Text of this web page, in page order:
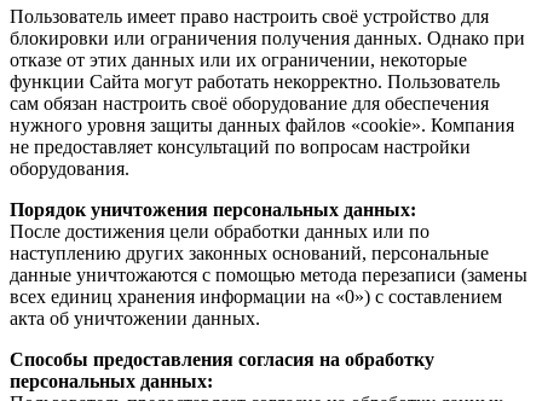
Пользователь имеет право настроить своё устройство для
блокировки или ограничения получения данных. Однако при
отказе от этих данных или их ограничении, некоторые
функции Сайта могут работать некорректно. Пользователь
сам обязан настроить своё оборудование для обеспечения
нужного уровня защиты данных файлов «cookie». Компания
не предоставляет консультаций по вопросам настройки
оборудования.
Порядок уничтожения персональных данных:
После достижения цели обработки данных или по
наступлению других законных оснований, персональные
данные уничтожаются с помощью метода перезаписи (замены
всех единиц хранения информации на «0») с составлением
акта об уничтожении данных.
Способы предоставления согласия на обработку
персональных данных: